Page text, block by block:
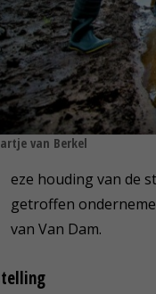
van Berkel
eze houding van de
getroffen
van Van Dam.